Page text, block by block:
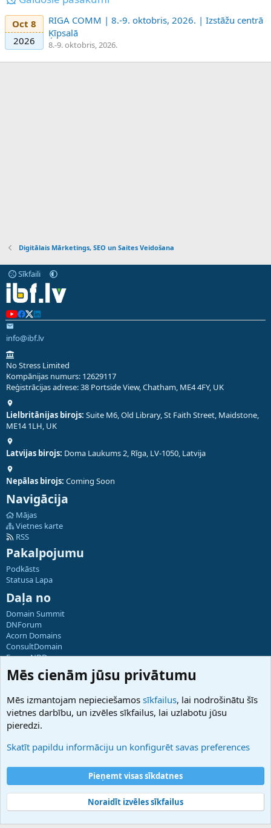
Oct 8
2026
RIGA COMM | 8.-9. oktobris, 2026. | Izstāžu centrā
Ķīpsalā
8.-9. oktobris, 2026.
Digitālais Mārketings, SEO un Saites Veidošana
Sīkfaili
info@ibf.lv
No Stress Limited
Kompānijas numurs: 12629117
Reģistrācijas adrese: 38 Portside View, Chatham, ME4 4FY, UK
Lielbritānijas birojs: Suite M6, Old Library, St Faith Street, Maidstone,
ME14 1LH, UK
Latvijas birojs: Doma Laukums 2, Rīga, LV-1050, Latvija
Nepālas birojs: Coming Soon
Navigācija
Mājas
Vietnes karte
RSS
Pakalpojumu
Podkāsts
Statusa Lapa
Daļa no
Domain Summit
DNForum
Acorn Domains
ConsultDomain
ForumNDD
Domainforum.ro
27.be
Hostmaria
Atbalsts
Palīdzība
Noteikumi un nosacījumi
Privātuma politika
Community platform by XenForo® © 2010-2025 XenForo Ltd.
Mēs cienām jūsu privātumu
Mēs izmantojam nepieciešamos sīkfailus, lai nodrošinātu šīs
vietnes darbību, un izvēles sīkfailus, lai uzlabotu jūsu
pieredzi.
Skatīt papildu informāciju un konfigurēt savas preferences
Pieņemt visas sīkdatnes
Noraidīt izvēles sīkfailus